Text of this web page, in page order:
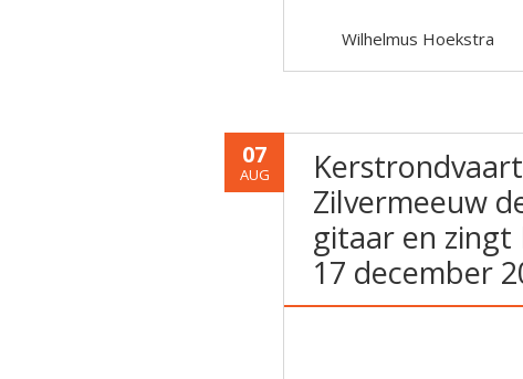
Wilhelmus Hoekstra
07
AUG
Zilvermeeuw
gitaar en zingt
17 december